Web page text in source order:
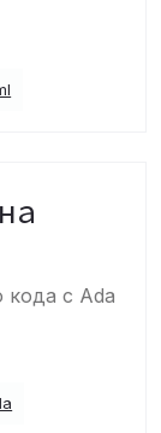
кода с Ada